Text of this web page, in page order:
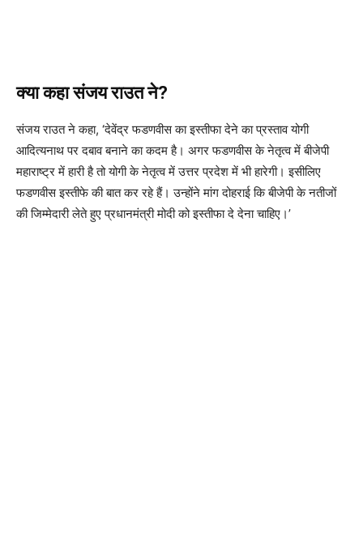
क्या कहा संजय राउत ने?
संजय राउत ने कहा, ‘देवेंद्र फडणवीस का इस्तीफा देने का प्रस्ताव योगी
आदित्यनाथ पर दबाव बनाने का कदम है। अगर फडणवीस के नेतृत्व में बीजेपी
महाराष्ट्र में हारी है तो योगी के नेतृत्व में उत्तर प्रदेश में भी हारेगी। इसीलिए
फडणवीस इस्तीफे की बात कर रहे हैं। उन्होंने मांग दोहराई कि बीजेपी के नतीजों
की जिम्मेदारी लेते हुए प्रधानमंत्री मोदी को इस्तीफा दे देना चाहिए।’